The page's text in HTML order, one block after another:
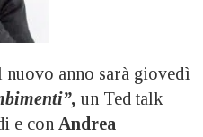
nuovo anno sarà giovedì
un Ted talk
e con Andrea